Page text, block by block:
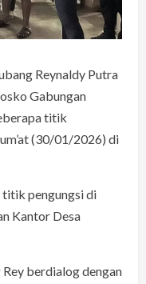
Reynaldy Putra
Gabungan
titik
(30/01/2026) di
titik pengungsi di
Kantor Desa
berdialog dengan